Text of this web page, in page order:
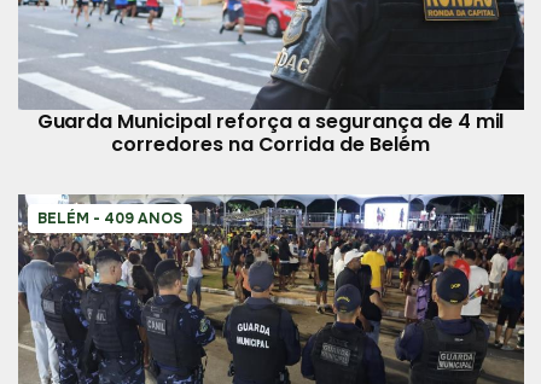
Guarda Municipal reforça a segurança de 4 mil
corredores na Corrida de Belém
BELÉM - 409 ANOS